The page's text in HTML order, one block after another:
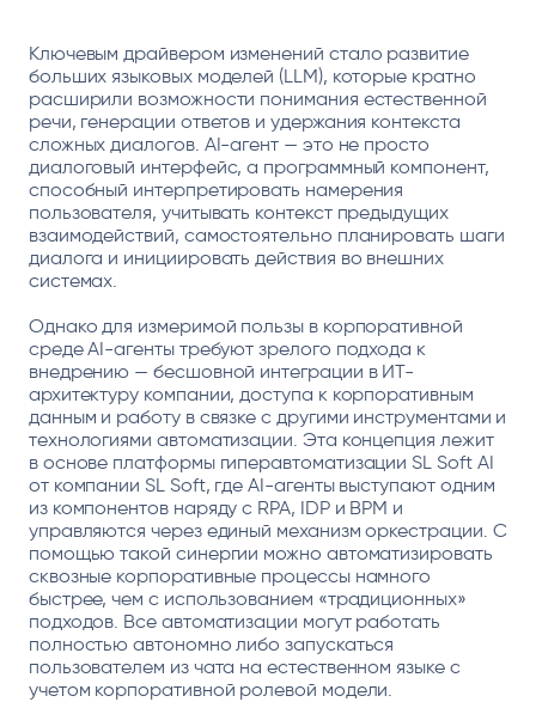
Ключевым драйвером изменений стало развитие
больших языковых моделей (LLM), которые кратно
расширили возможности понимания естественной
речи, генерации ответов и удержания контекста
сложных диалогов. AI-агент — это не просто
диалоговый интерфейс, а программный компонент,
способный интерпретировать намерения
пользователя, учитывать контекст предыдущих
взаимодействий, самостоятельно планировать шаги
диалога и инициировать действия во внешних
системах.
Однако для измеримой пользы в корпоративной
среде AI-агенты требуют зрелого подхода к
внедрению — бесшовной интеграции в ИТ-
архитектуру компании, доступа к корпоративным
данным и работу в связке с другими инструментами и
технологиями автоматизации. Эта концепция лежит
в основе платформы гиперавтоматизацииSL Soft AI
от компании SL Soft, где AI-агенты выступают одним
из компонентов наряду с RPA, IDP и BPM и
управляются через единый механизм оркестрации. С
помощью такой синергии можно автоматизировать
сквозные корпоративные процессы намного
быстрее, чем с использованием «традиционных»
подходов. Все автоматизации могут работать
полностью автономно либо запускаться
пользователем из чата на естественном языке с
учетом корпоративной ролевой модели.